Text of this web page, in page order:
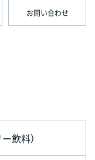
お問い合わせ
飲料）